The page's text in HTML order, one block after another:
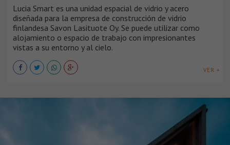
Lucia Smart es una unidad espacial de vidrio y acero
diseñada para la empresa de construcción de vidrio
finlandesa Savon Lasituote Oy. Se puede utilizar como
alojamiento o espacio de trabajo con impresionantes
vistas a su entorno y al cielo.
VER +